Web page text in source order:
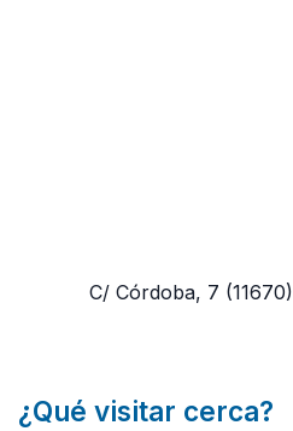
C/ Córdoba, 7 (11670)
¿Qué visitar cerca?